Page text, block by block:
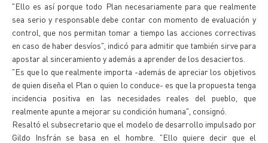
"Ello es así porque todo Plan necesariamente para que realmente
sea serio y responsable debe contar con momento de evaluación y
control, que nos permitan tomar a tiempo las acciones correctivas
en caso de haber desvíos", indicó para admitir que también sirve para
apostar al sinceramiento y además a aprender de los desaciertos.
"Es que lo que realmente importa -además de apreciar los objetivos
de quien diseña el Plan o quien lo conduce- es que la propuesta tenga
incidencia positiva en las necesidades reales del pueblo, que
realmente apunte a mejorar su condición humana", consignó.
Resaltó el subsecretario que el modelo de desarrollo impulsado por
Gildo Insfrán se basa en el hombre. "Ello quiere decir que el